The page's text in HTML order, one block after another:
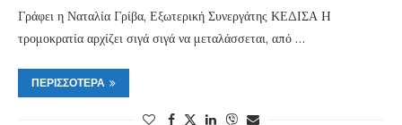
Γράφει η Ναταλία Γρίβα, Εξωτερική Συνεργάτης ΚΕΔΙΣΑ H
τρομοκρατία αρχίζει σιγά σιγά να μεταλάσσεται, από …
ΠΕΡΙΣΣΌΤΕΡΑ